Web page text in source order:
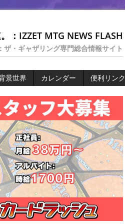
：IZZET MTG NEWS FLASH
ザ・ギャザリング専門総合情報サイト
景世界 カレンダー 便利リンク